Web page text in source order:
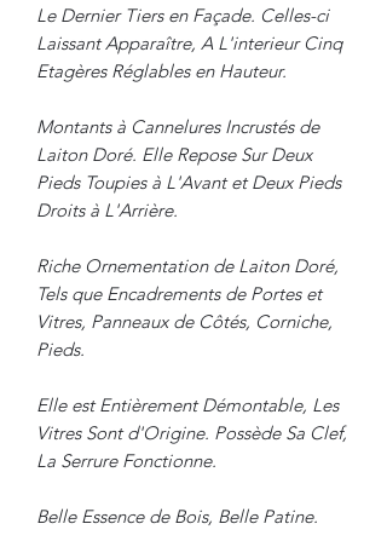
Le Dernier Tiers en Façade. Celles-ci
Laissant Apparaître, A L'interieur Cinq
Etagères Réglables en Hauteur.
Montants à Cannelures Incrustés de
Laiton Doré. Elle Repose Sur Deux
Pieds Toupies à L'Avant et Deux Pieds
Droits à L'Arrière.
Riche Ornementation de Laiton Doré,
Tels que Encadrements de Portes et
Vitres, Panneaux de Côtés, Corniche,
Pieds.
Elle est Entièrement Démontable, Les
Vitres Sont d'Origine. Possède Sa Clef,
La Serrure Fonctionne.
Belle Essence de Bois, Belle Patine.